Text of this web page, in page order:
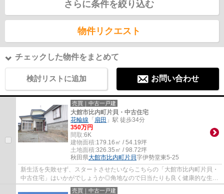
さらに条件を絞り込む
物件リクエスト
チェックした物件をまとめて
検討リストに追加 お問い合わせ
売買｜中古一戸建
大館市比内町片貝・中古住宅
花輪線 「 扇田 」駅 徒歩34分
350万円
間取:6K
建物面積:179.16㎡ / 54.19坪
土地面積:326.35㎡ / 98.72坪
秋田県大館市比内町片貝字伊勢堂東5-25
新生活を失敗せず、スタートさせたいならこちらの「大館市比内町片貝・
中古住宅」はいかがでしょうか◎角地なので日当たりも良く健康的な生活
に適しています◎建物面積179.16平方メート...
売買｜中古一戸建